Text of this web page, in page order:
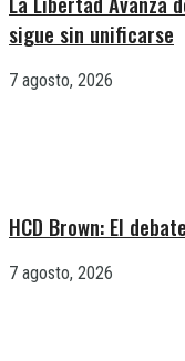
sigue sin unificarse
7 agosto, 2026
HCD Brown: El
7 agosto, 2026